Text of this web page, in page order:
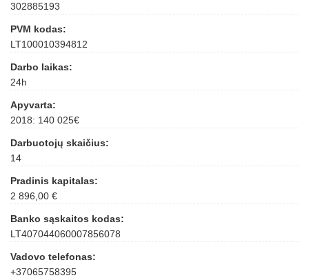
302885193
PVM kodas:
LT100010394812
Darbo laikas:
24h
Apyvarta:
2018: 140 025€
Darbuotojų skaičius:
14
Pradinis kapitalas:
2 896,00 €
Banko sąskaitos kodas:
LT407044060007856078
Vadovo telefonas:
+37065758395